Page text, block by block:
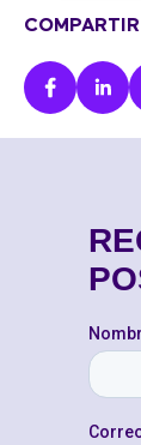
COMPARTIR